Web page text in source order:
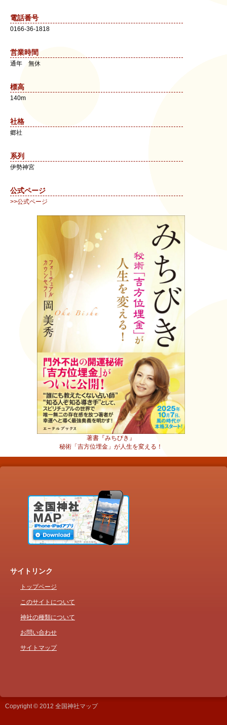
電話番号
0166-36-1818
営業時間
通年 無休
標高
140m
社格
郷社
系列
伊勢神宮
公式ページ
>>公式ページ
著書『みちびき』
秘術「吉方位埋金」が人生を変える！
サイトリンク
トップページ
このサイトについて
神社の種類について
お問い合わせ
サイトマップ
Copyright © 2012 全国神社マップ